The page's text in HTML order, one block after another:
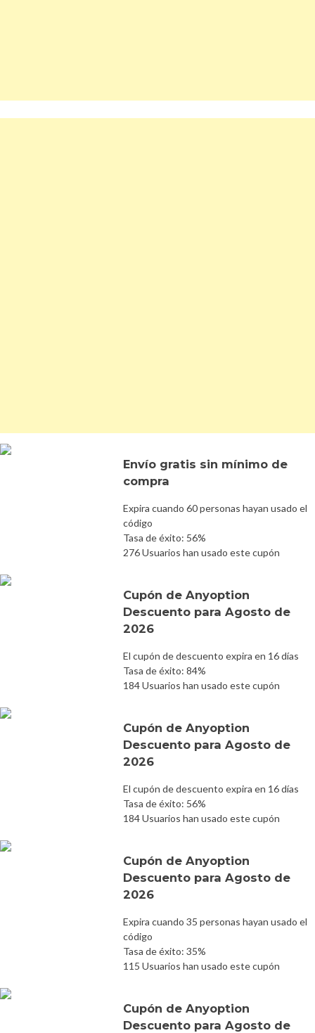
Envío gratis sin mínimo de
compra
Expira cuando 60 personas hayan usado el
código
Tasa de éxito: 56%
276 Usuarios han usado este cupón
Cupón de Anyoption
Descuento para Agosto de
2026
El cupón de descuento expira en 16 días
Tasa de éxito: 84%
184 Usuarios han usado este cupón
Cupón de Anyoption
Descuento para Agosto de
2026
El cupón de descuento expira en 16 días
Tasa de éxito: 56%
184 Usuarios han usado este cupón
Cupón de Anyoption
Descuento para Agosto de
2026
Expira cuando 35 personas hayan usado el
código
Tasa de éxito: 35%
115 Usuarios han usado este cupón
Cupón de Anyoption
Descuento para Agosto de